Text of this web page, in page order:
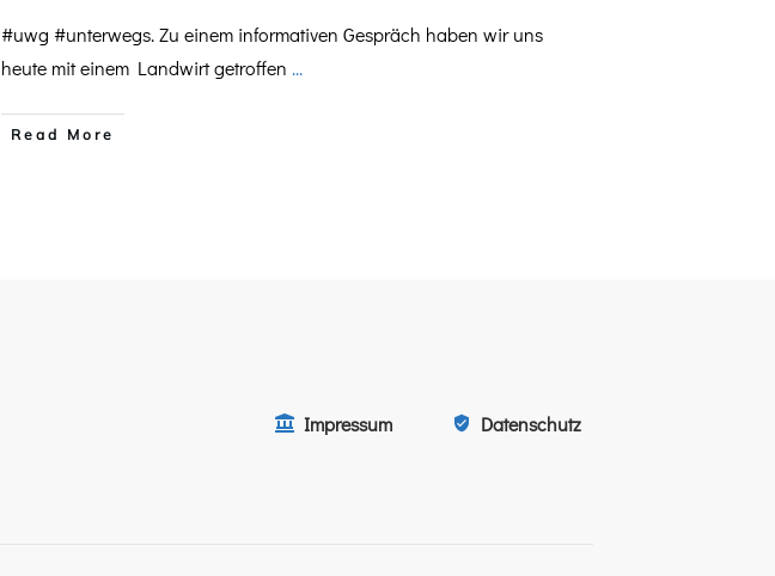
#uwg #unterwegs. Zu einem informativen Gespräch haben wir uns
heute mit einem Landwirt getroffen ...
​Read More
Impressum Datenschutz